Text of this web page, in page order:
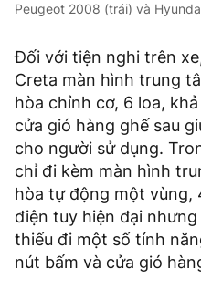
Peugeot 2008 (trái) và
Đối với tiện nghi trên
Creta màn hình trung
hòa chỉnh cơ, 6 loa,
cửa gió hàng ghế sau
cho người sử dụng.
chỉ đi kèm màn hình
hòa tự động một vùng,
điện tuy hiện đại
thiếu đi một số tính
nút bấm và cửa gió